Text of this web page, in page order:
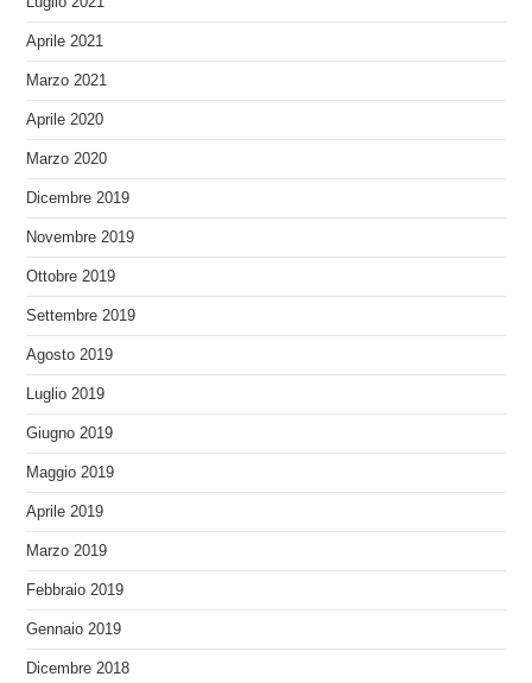
Aprile 2021
Marzo 2021
Aprile 2020
Marzo 2020
Dicembre 2019
Novembre 2019
Ottobre 2019
Settembre 2019
Agosto 2019
Luglio 2019
Giugno 2019
Maggio 2019
Aprile 2019
Marzo 2019
Febbraio 2019
Gennaio 2019
Dicembre 2018